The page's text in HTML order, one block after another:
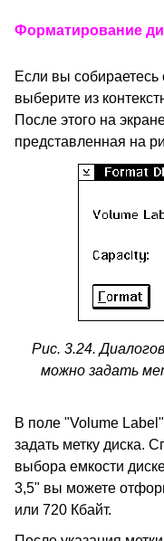
Форматирование
Если вы собираетесь
выберите из
После этого на
представленная на
Рис. 3.24.
можно задать
В поле "Volume
задать метку диска.
выбора емкости
3,5" вы можете
или 720 Кбайт.